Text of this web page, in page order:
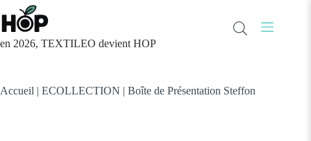
Passer
au
contenu
en 2026, TEXTILEO devient HOP
Accueil | ECOLLECTION | Boîte de Présentation Steffon